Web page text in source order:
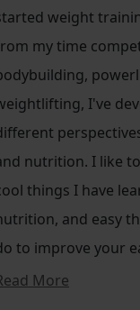
weight
my time
I've
nutrition. I like
things I have
and easy
to improve your
More